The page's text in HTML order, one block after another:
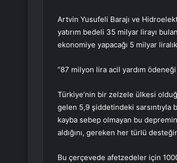
Artvin Yusufeli Barajı ve
yatırım bedeli 35 milyar lirayı
ekonomiye yapacağı 5 milyar
“87 milyon lira acil yardım ödeneği
Türkiye’nin bir zelzele ülkesi
gelen 5,9 şiddetindeki sarsıntıyla
kayba sebep olmayan bu
aldığını, gereken her türlü
Bu çerçevede afetzedeler için